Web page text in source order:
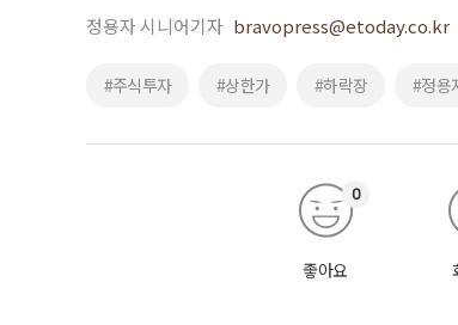
정용자 시니어기자 bravopress@etoday.co.kr
#주식투자 #상한가 #하락장 #정용
좋아요
0